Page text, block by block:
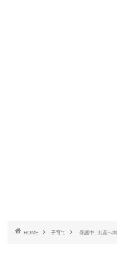
HOME 子育て 保護中: 出産へ向